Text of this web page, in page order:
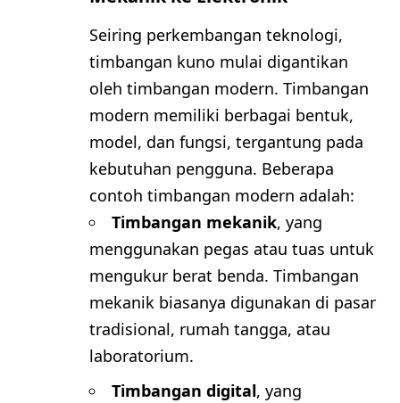
Seiring perkembangan teknologi,
timbangan kuno mulai digantikan
oleh timbangan modern. Timbangan
modern memiliki berbagai bentuk,
model, dan fungsi, tergantung pada
kebutuhan pengguna. Beberapa
contoh timbangan modern adalah:
Timbangan mekanik, yang
menggunakan pegas atau tuas untuk
mengukur berat benda. Timbangan
mekanik biasanya digunakan di pasar
tradisional, rumah tangga, atau
laboratorium.
Timbangan digital, yang